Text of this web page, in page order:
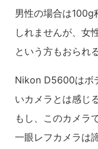
男性の場合は100g
しれませんが、女
という方もおられ
Nikon D5600はボ
いカメラとは感じ
もし、このカメラ
一眼レフカメラは